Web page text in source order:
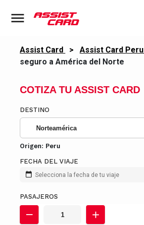
Assist Card > Assist Card Peru
seguro a América del Norte
COTIZA TU ASSIST CARD
DESTINO
Norteamérica
Origen: Peru
FECHA DEL VIAJE
Selecciona la fecha de tu viaje
PASAJEROS